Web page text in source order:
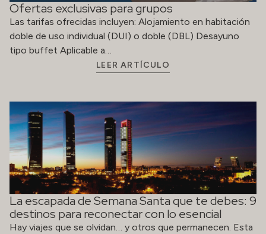
Ofertas exclusivas para grupos
Las tarifas ofrecidas incluyen: Alojamiento en habitación
doble de uso individual (DUI) o doble (DBL) Desayuno
tipo buffet Aplicable a…
LEER ARTÍCULO
La escapada de Semana Santa que te debes: 9
destinos para reconectar con lo esencial
Hay viajes que se olvidan… y otros que permanecen. Esta